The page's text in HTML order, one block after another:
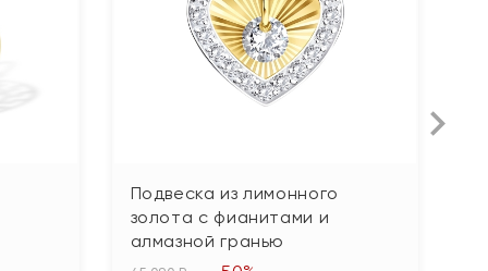
Подвеска из лимонного
золота с фианитами и
алмазной гранью